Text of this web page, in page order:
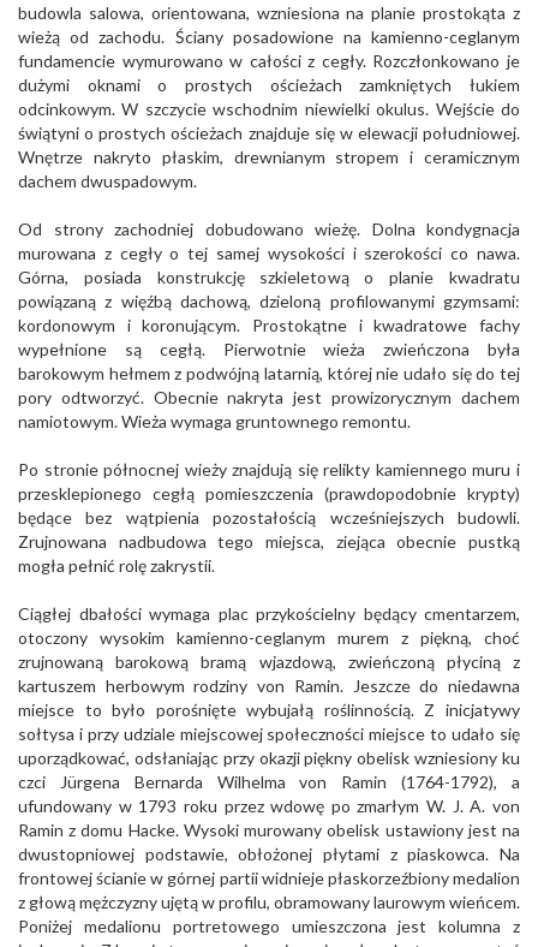
budowla salowa, orientowana, wzniesiona na planie prostokąta z
wieżą od zachodu. Ściany posadowione na kamienno-ceglanym
fundamencie wymurowano w całości z cegły. Rozczłonkowano je
dużymi oknami o prostych ościeżach zamkniętych łukiem
odcinkowym. W szczycie wschodnim niewielki okulus. Wejście do
świątyni o prostych ościeżach znajduje się w elewacji południowej.
Wnętrze nakryto płaskim, drewnianym stropem i ceramicznym
dachem dwuspadowym.
Od strony zachodniej dobudowano wieżę. Dolna kondygnacja
murowana z cegły o tej samej wysokości i szerokości co nawa.
Górna, posiada konstrukcję szkieletową o planie kwadratu
powiązaną z więźbą dachową, dzieloną profilowanymi gzymsami:
kordonowym i koronującym. Prostokątne i kwadratowe fachy
wypełnione są cegłą. Pierwotnie wieża zwieńczona była
barokowym hełmem z podwójną latarnią, której nie udało się do tej
pory odtworzyć. Obecnie nakryta jest prowizorycznym dachem
namiotowym. Wieża wymaga gruntownego remontu.
Po stronie północnej wieży znajdują się relikty kamiennego muru i
przesklepionego cegłą pomieszczenia (prawdopodobnie krypty)
będące bez wątpienia pozostałością wcześniejszych budowli.
Zrujnowana nadbudowa tego miejsca, ziejąca obecnie pustką
mogła pełnić rolę zakrystii.
Ciągłej dbałości wymaga plac przykościelny będący cmentarzem,
otoczony wysokim kamienno-ceglanym murem z piękną, choć
zrujnowaną barokową bramą wjazdową, zwieńczoną płyciną z
kartuszem herbowym rodziny von Ramin. Jeszcze do niedawna
miejsce to było porośnięte wybujałą roślinnością. Z inicjatywy
sołtysa i przy udziale miejscowej społeczności miejsce to udało się
uporządkować, odsłaniając przy okazji piękny obelisk wzniesiony ku
czci Jürgena Bernarda Wilhelma von Ramin (1764-1792), a
ufundowany w 1793 roku przez wdowę po zmarłym W. J. A. von
Ramin z domu Hacke. Wysoki murowany obelisk ustawiony jest na
dwustopniowej podstawie, obłożonej płytami z piaskowca. Na
frontowej ścianie w górnej partii widnieje płaskorzeźbiony medalion
z głową mężczyzny ujętą w profilu, obramowany laurowym wieńcem.
Poniżej medalionu portretowego umieszczona jest kolumna z